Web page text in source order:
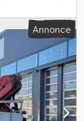
mm, hauteur
, classe
chauffage
4x4
Boîte
en camping-car
3 places, un
par
/ toit
Annonce